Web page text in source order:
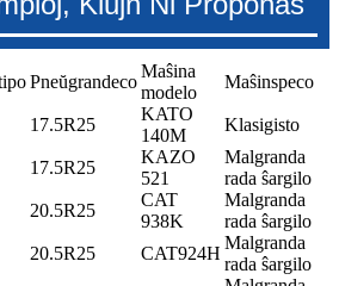
Pneŭgrandeco
Maŝina
modelo
Maŝinspeco
17.5R25
KATO
140M
Klasigisto
17.5R25
KAZO
521
Malgranda
rada ŝargilo
20.5R25
CAT
938K
Malgranda
rada ŝargilo
20.5R25 CAT924H
Malgranda
rada ŝargilo